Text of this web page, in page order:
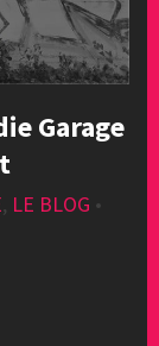
Garage
, LE BLOG •